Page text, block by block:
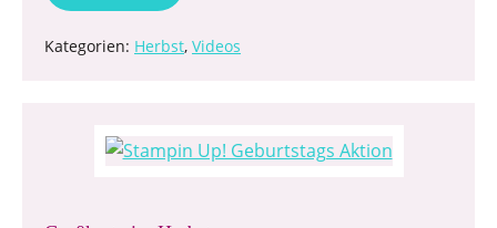
Kategorien: Herbst, Videos